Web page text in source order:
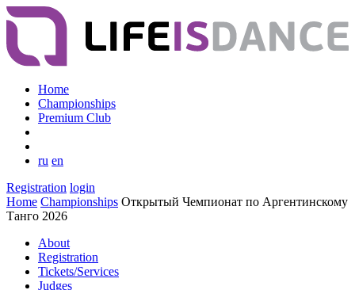
Home
Championships
Premium Club
ru en
Registration login
Home Championships Открытый Чемпионат по Аргентинскому
Танго 2026
About
Registration
Tickets/Services
Judges